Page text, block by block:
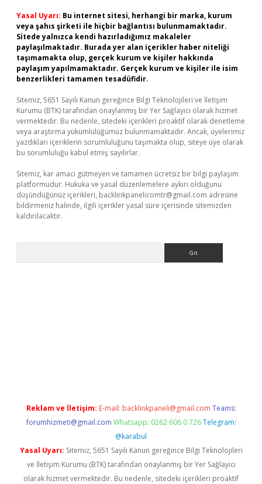
Yasal Uyarı: Bu internet sitesi, herhangi bir marka, kurum
veya şahıs şirketi ile hiçbir bağlantısı bulunmamaktadır.
Sitede yalnızca kendi hazırladığımız makaleler
paylaşılmaktadır. Burada yer alan içerikler haber niteliği
taşımamakta olup, gerçek kurum ve kişiler hakkında
paylaşım yapılmamaktadır. Gerçek kurum ve kişiler ile isim
benzerlikleri tamamen tesadüfidir.
Sitemiz, 5651 Sayılı Kanun gereğince Bilgi Teknolojileri ve İletişim
Kurumu (BTK) tarafından onaylanmış bir Yer Sağlayıcı olarak hizmet
vermektedir. Bu nedenle, sitedeki içerikleri proaktif olarak denetleme
veya araştırma yükümlülüğümüz bulunmamaktadır. Ancak, üyelerimiz
yazdıkları içeriklerin sorumluluğunu taşımakta olup, siteye üye olarak
bu sorumluluğu kabul etmiş sayılırlar.
Sitemiz, kar amacı gütmeyen ve tamamen ücretsiz bir bilgi paylaşım
platformudur. Hukuka ve yasal düzenlemelere aykırı olduğunu
düşündüğünüz içerikleri, backlinkpanelicomtr@gmail.com adresine
bildirmeniz halinde, ilgili içerikler yasal süre içerisinde sitemizden
kaldırılacaktır.
Reklam ve İletişim: E-mail: backlinkpaneli@gmail.com Teams:
forumhizmeti@gmail.com Whatsapp: 0262 606 0 726 Telegram:
@karabul
Yasal Uyarı: Sitemiz, 5651 Sayılı Kanun gereğince Bilgi Teknolojileri
ve İletişim Kurumu (BTK) tarafından onaylanmış bir Yer Sağlayıcı
olarak hizmet vermektedir. Bu nedenle, sitedeki içerikleri proaktif